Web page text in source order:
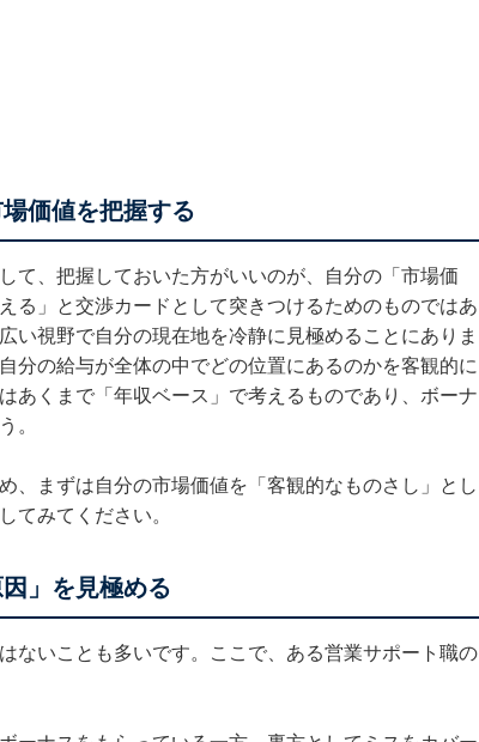
価値を把握する
て、把握しておいた方がいいのが、自分の「市場価
る」と交渉カードとして突きつけるためのものではあ
い視野で自分の現在地を冷静に見極めることにありま
分の給与が全体の中でどの位置にあるのかを客観的に
あくまで「年収ベース」で考えるものであり、ボーナ
。
、まずは自分の市場価値を「客観的なものさし」とし
てみてください。
」を見極める
ないことも多いです。ここで、ある営業サポート職の